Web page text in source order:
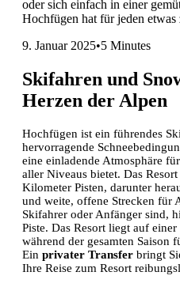
oder sich einfach in einer
Hochfügen hat für jeden etwas
9. Januar 2025•5 Minutes
Skifahren und
Herzen der Alpen
Hochfügen ist ein führendes
hervorragende
eine einladende Atmosphäre
aller Niveaus bietet. Das
Kilometer Pisten, darunter
und weite, offene Strecken für
Skifahrer oder Anfänger sind,
Piste. Das Resort liegt auf
während der gesamten Saison
Ein privater Transfer bringt
Ihre Reise zum Resort